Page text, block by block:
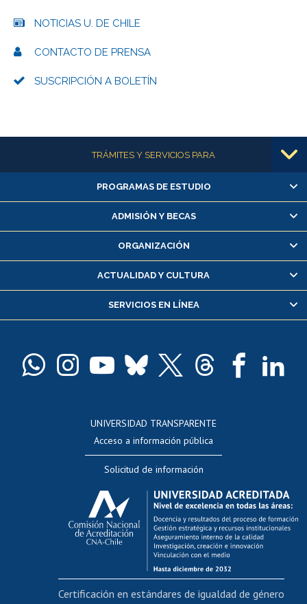
NOTICIAS U. DE CHILE
CONTACTO DE PRENSA
SUSCRIPCIÓN A BOLETÍN
Más informaciónTRÁMITES Y SERVICIOS PARA
Alumnas/os y exalumnas/os
Matrícula en línea
Inscripción y cambio de asignaturas
Consulta y certificado de notas
Servicio médico y dental
Pago de arancel y crédito alumnos
Docentes
Perfeccionamiento
Editar Portafolio Académico
Evaluación docente
Calificación académica
Postulación al AUCAI
Funcionarias/os
Cursos internos de capacitación
Bienestar del personal
Portal de movilidad interna
PROGRAMAS DE ESTUDIO
ADMISIÓN Y BECAS
ORGANIZACIÓN
ACTUALIDAD Y CULTURA
SERVICIOS EN LÍNEA
UNIVERSIDAD TRANSPARENTE
Acceso a información pública
Solicitud de información
Certificación en estándares de igualdad de género